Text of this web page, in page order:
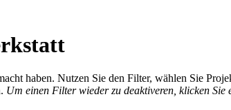
haben. Nutzen Sie den Filter, wählen Sie
Um einen Filter wieder zu deaktiveren, klicken